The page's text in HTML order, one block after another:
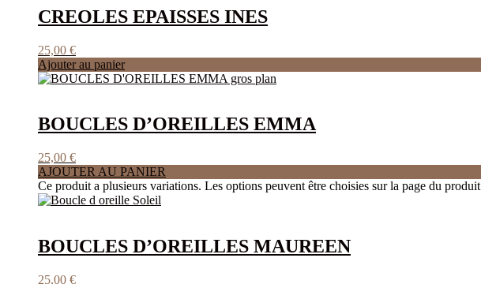
CREOLES EPAISSES INES
25,00 €
Ajouter au panier
BOUCLES D’OREILLES EMMA
25,00 €
AJOUTER AU PANIER
Ce produit a plusieurs variations. Les options peuvent être choisies sur la page du produit
BOUCLES D’OREILLES MAUREEN
25,00 €